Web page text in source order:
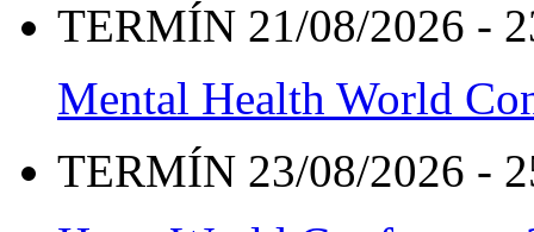
TERMÍN 21/08/2026 -
Mental Health World
TERMÍN 23/08/2026 -